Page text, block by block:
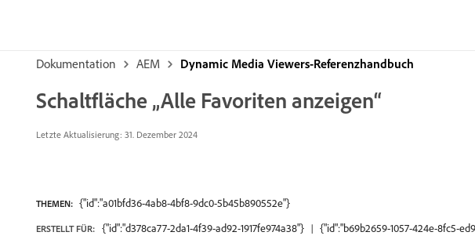
Dokumentation AEM Dynamic Media Viewers-Referenzhandbuch
Schaltfläche „Alle Favoriten anzeigen“
Letzte Aktualisierung: 31. Dezember 2024
THEMEN: {"id":"a01bfd36-4ab8-4bf8-9dc0-5b45b890552e"}
ERSTELLT FÜR: {"id":"d378ca77-2da1-4f39-ad92-1917fe974a38"} {"id":"b69b2659-1057-424e-8fc5-